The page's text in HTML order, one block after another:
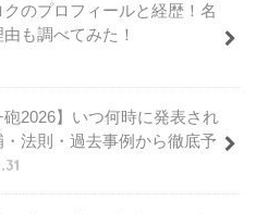
のプロフィールと経歴！名
も調べてみた！
砲2026】いつ何時に発表され
・法則・過去事例から徹底予